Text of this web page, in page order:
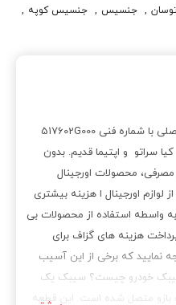
, جنسيس , جنسيس کوپه ,
, کيا سراتو , کيا سرويس ,
, کيا کادنزا , کيا موتور
, موهاوي 6 سيلندر
,
, موهاوي هشت سيلندر , هيوندا
, هيوندا جنسيس ,
, هيوندا ورنا , هيونداي
سنتنيال , هيونداي وراکروز
سیبک سگدست سیبک سگدست اصلی با شماره فنی 517602G000
سراتو و اپتیما قدیم. بدون
محصولات اورجینال
اورجینال ا هزینه بیشتری
واسطه استفاده از محصولات بی
هزینه های گزاف برای
نمایید که برخی از این آسیب
سیبک خودرو چیست؟ سیبک یک
متصل شده است. این قطعه